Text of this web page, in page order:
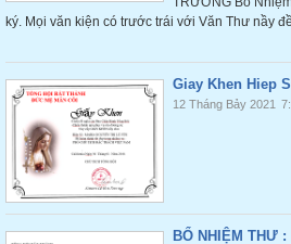
ký. Mọi văn kiện có trước trái với Văn Thư nầy
Giay Khen Hiep
12 Tháng Bảy 2021
BỔ NHIỆM THƯ